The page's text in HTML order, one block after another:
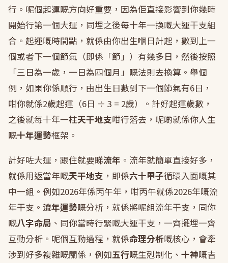
行。呢個起運嘅方向好重要，因為佢直接影響到你幾時
開始行第一個大運，同埋之後每十年一換嘅大運干支組
合。起運嘅時間點，就係由你出生嗰日計起，數到上一
個或者下一個節氣（即係「節」）有幾多日，然後按照
「三日為一歲，一日為四個月」嘅法則去換算。舉個
例，如果你係順行，由出生日數到下一個節氣有6日，
咁你就係2歲起運（6日 ÷ 3 = 2歲）。計好起運歲數，
之後就每十年一柱天干地支咁行落去，呢啲就係你人生
嘅十年運勢框架。
計好咗大運，跟住就要睇流年 。流年就簡單直接好多，
就係用返當年嘅天干地支 ，即係六十甲子循環入面嘅其
中一組。例如2026年係丙午年，咁丙午就係2026年嘅流
年干支。 流年運勢嘅分析，就係將呢組流年干支，同你
嘅八字命局 、同你當時行緊嘅大運干支，一齊擺埋一齊
互動分析。呢個互動過程，就係命理分析嘅核心，會牽
涉到好多複雜嘅關係，例如五行嘅生剋制化、 十神嘅吉